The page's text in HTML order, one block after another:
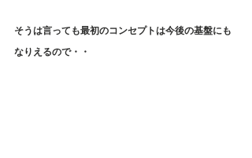
そうは言っても最初のコンセプトは今後の基盤にも
なりえるので・・